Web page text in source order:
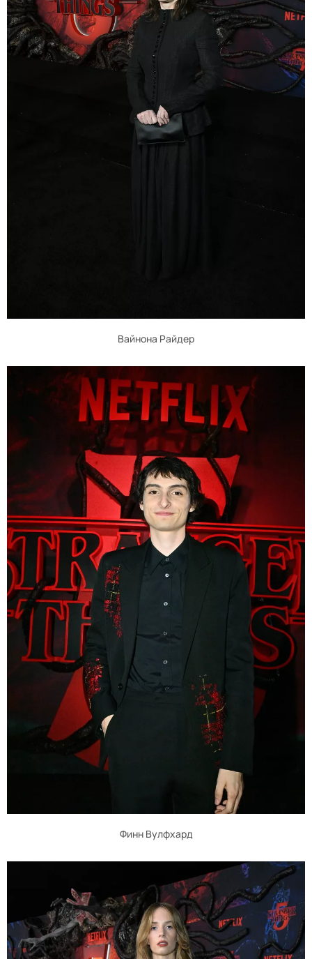
Вайнона Райдер
Финн Вулфхард